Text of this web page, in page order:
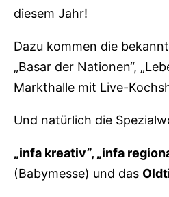
diesem Jahr!
Dazu kommen die
„Basar der Nationen“,
Markthalle mit Live-
Und natürlich die
„infa kreativ”, „infa
(Babymesse) und das